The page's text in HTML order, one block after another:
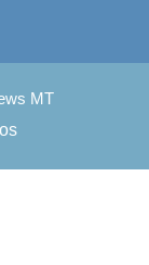
MT